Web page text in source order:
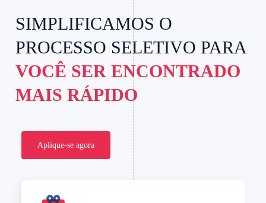
SIMPLIFICAMOS O
PROCESSO SELETIVO PARA
VOCÊ SER ENCONTRADO
MAIS RÁPIDO
Aplique-se agora